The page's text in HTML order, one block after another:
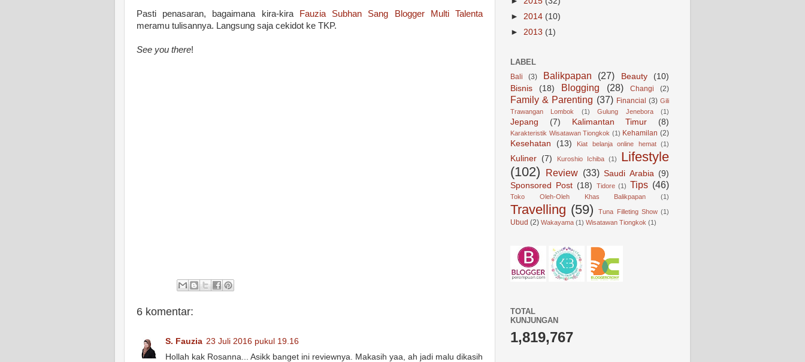
Pasti penasaran, bagaimana kira-kira
Fauzia Subhan Sang Blogger Multi Talenta
meramu tulisannya. Langsung saja cekidot ke TKP.
See you there!
6 komentar:
S. Fauzia 23 Juli 2016 pukul 19.16
Hollah kak Rosanna... Asikk banget ini reviewnya. Makasih yaa, ah jadi malu dikasih
► 2014 (10)
► 2013 (1)
LABEL
Bali (3) Balikpapan (27) Beauty
(10)
Bisnis
(18) Blogging (28) Changi (2)
Family & Parenting (37) Financial (3) Gili
Trawangan Lombok
(1) Gulung Jenebora (1)
Jepang (7) Kalimantan Timur (8)
Karakteristik Wisatawan Tiongkok (1) Kehamilan (2)
Kesehatan (13) Kiat belanja online hemat (1)
Kuliner (7) Kuroshio Ichiba (1)
Lifestyle
(102)
Review (33) Saudi Arabia (9)
Sponsored Post (18) Tidore (1) Tips (46)
Toko Oleh-Oleh Khas Balikpapan (1)
Travelling (59) Tuna Filleting Show (1)
Ubud (2) Wakayama (1) Wisatawan Tiongkok (1)
TOTAL
KUNJUNGAN
1,819,767